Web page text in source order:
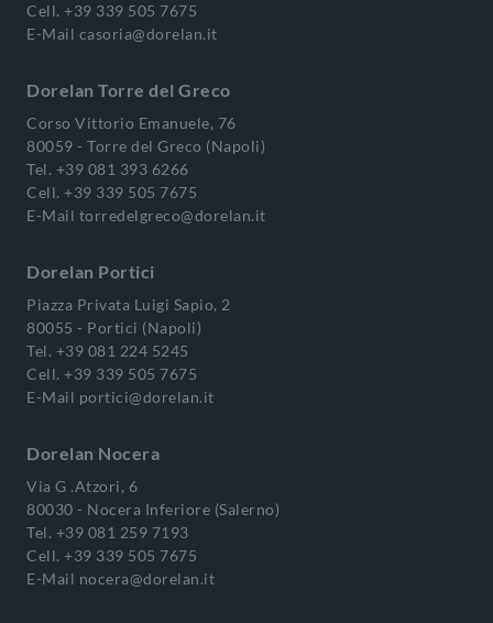
Cell. +39 339 505 7675
E-Mail casoria@dorelan.it
Dorelan Torre del Greco
Corso Vittorio Emanuele, 76
80059 - Torre del Greco (Napoli)
Tel. +39 081 393 6266
Cell. +39 339 505 7675
E-Mail torredelgreco@dorelan.it
Dorelan Portici
Piazza Privata Luigi Sapio, 2
80055 - Portici (Napoli)
Tel. +39 081 224 5245
Cell. +39 339 505 7675
E-Mail portici@dorelan.it
Dorelan Nocera
Via G .Atzori, 6
80030 - Nocera Inferiore (Salerno)
Tel. +39 081 259 7193
Cell. +39 339 505 7675
E-Mail nocera@dorelan.it